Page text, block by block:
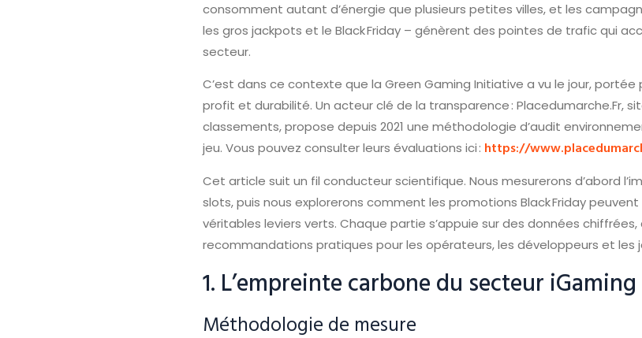
consomment autant d’énergie que plusieurs petites villes, et les
les gros jackpots et le Black Friday – génèrent des pointes de trafic qui
secteur.
C’est dans ce contexte que la Green Gaming Initiative a vu le jour,
profit et durabilité. Un acteur clé de la transparence : Placedumarche.Fr,
classements, propose depuis 2021 une méthodologie d’audit
jeu. Vous pouvez consulter leurs évaluations ici : https://
Cet article suit un fil conducteur scientifique. Nous mesurerons d’abord
slots, puis nous explorerons comment les promotions Black Friday
véritables leviers verts. Chaque partie s’appuie sur des données
recommandations pratiques pour les opérateurs, les développeurs et les
1. L’empreinte carbone du secteur
Méthodologie de mesure